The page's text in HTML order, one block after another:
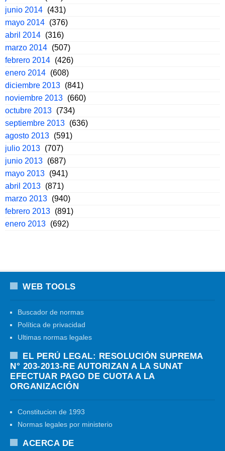
junio 2014 (431)
mayo 2014 (376)
abril 2014 (316)
marzo 2014 (507)
febrero 2014 (426)
enero 2014 (608)
diciembre 2013 (841)
noviembre 2013 (660)
octubre 2013 (734)
septiembre 2013 (636)
agosto 2013 (591)
julio 2013 (707)
junio 2013 (687)
mayo 2013 (941)
abril 2013 (871)
marzo 2013 (940)
febrero 2013 (891)
enero 2013 (692)
WEB TOOLS
Buscador de normas
Política de privacidad
Ultimas normas legales
EL PERÚ LEGAL: RESOLUCIÓN SUPREMA
N° 203-2013-RE AUTORIZAN A LA SUNAT
EFECTUAR PAGO DE CUOTA A LA
ORGANIZACIÓN
Constitucion de 1993
Normas legales por ministerio
ACERCA DE